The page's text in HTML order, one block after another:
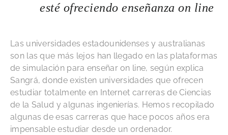
esté ofreciendo enseñanza on line
Las universidades estadounidenses y australianas
son las que más lejos han llegado en las plataformas
de simulación para enseñar on line, según explica
Sangrá, donde existen universidades que ofrecen
estudiar totalmente en Internet carreras de Ciencias
de la Salud y algunas ingenierías. Hemos recopilado
algunas de esas carreras que hace pocos años era
impensable estudiar desde un ordenador.